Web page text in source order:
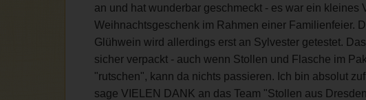
an und hat wunderbar geschmeckt - es war ein kleines
Weihnachtsgeschenk im Rahmen einer Familienfeier.
Glühwein wird allerdings erst an Sylvester getestet.
sicher verpackt - auch wenn Stollen und Flasche im
"rutschen", kann da nichts passieren. Ich bin absolut
sage VIELEN DANK an das Team "Stollen aus